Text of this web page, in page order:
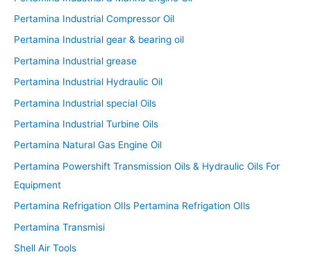
Pertamina Industrial Compressor Oil
Pertamina Industrial gear & bearing oil
Pertamina Industrial grease
Pertamina Industrial Hydraulic Oil
Pertamina Industrial special Oils
Pertamina Industrial Turbine Oils
Pertamina Natural Gas Engine Oil
Pertamina Powershift Transmission Oils & Hydraulic Oils For
Equipment
Pertamina Refrigation OIls Pertamina Refrigation OIls
Pertamina Transmisi
Shell Air Tools